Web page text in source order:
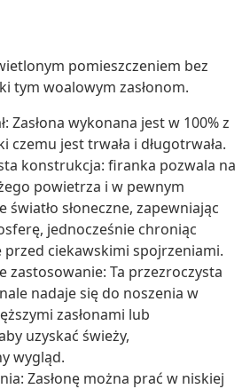
pomieszczeniem bez
tym woalowym zasłonom.
Zasłona wykonana jest w 100% z
czemu jest trwała i długotrwała.
konstrukcja: firanka pozwala na
powietrza i w pewnym
słoneczne, zapewniając
jednocześnie chroniąc
przed ciekawskimi spojrzeniami.
zastosowanie: Ta przezroczysta
nadaje się do noszenia w
zasłonami lub
uzyskać świeży,
wygląd.
Zasłonę można prać w niskiej